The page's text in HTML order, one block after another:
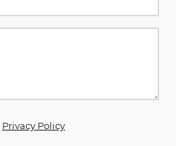
Privacy Policy